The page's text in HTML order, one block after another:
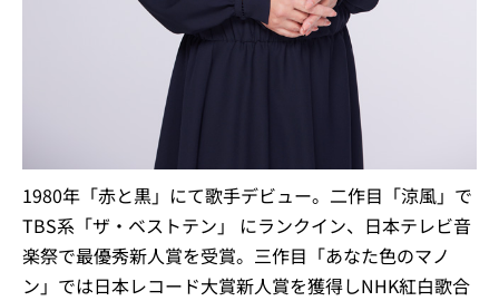
1980年「赤と黒」にて歌手デビュー。二作目「涼風」で
TBS系「ザ・ベストテン」 にランクイン、日本テレビ音
楽祭で最優秀新人賞を受賞。三作目「あなた色のマノ
ン」では日本レコード大賞新人賞を獲得しNHK紅白歌合